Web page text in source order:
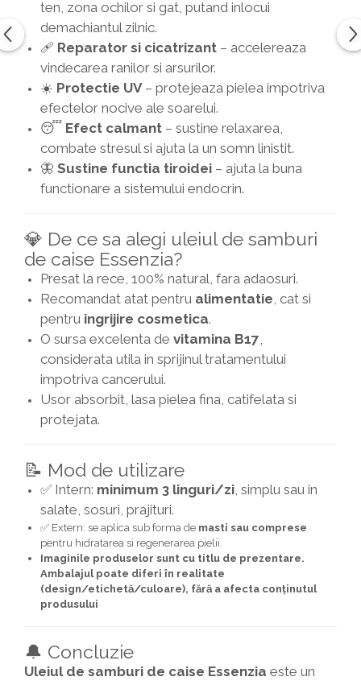
ten, zona ochilor si gat, putand inlocui
demachiantul zilnic.
🩹 Reparator si cicatrizant – accelereaza
vindecarea ranilor si arsurilor.
☀️ Protectie UV– protejeaza pielea impotriva
efectelor nocive ale soarelui.
😴 Efect calmant – sustine relaxarea,
combate stresul si ajuta la un somn linistit.
🦋 Sustine functia tiroidei – ajuta la buna
functionare a sistemului endocrin.
💎 De ce sa alegi uleiul de samburi
de caise Essenzia?
Presat la rece, 100% natural, fara adaosuri.
Recomandat atat pentru alimentatie, cat si
pentru ingrijire cosmetica.
O sursa excelenta de vitamina B17,
considerata utila in sprijinul tratamentului
impotriva cancerului.
Usor absorbit, lasa pielea fina, catifelata si
protejata.
📝 Mod de utilizare
✅ Intern: minimum 3 linguri/zi, simplu sau in
salate, sosuri, prajituri.
✅ Extern: se aplica sub forma de masti sau comprese
pentru hidratarea si regenerarea pielii.
Imaginile produselor sunt cu titlu de prezentare.
Ambalajul poate diferi în realitate
(design/etichetă/culoare), fără a afecta conținutul
produsului
🔔 Concluzie
Uleiul de samburi de caise Essenzia este un